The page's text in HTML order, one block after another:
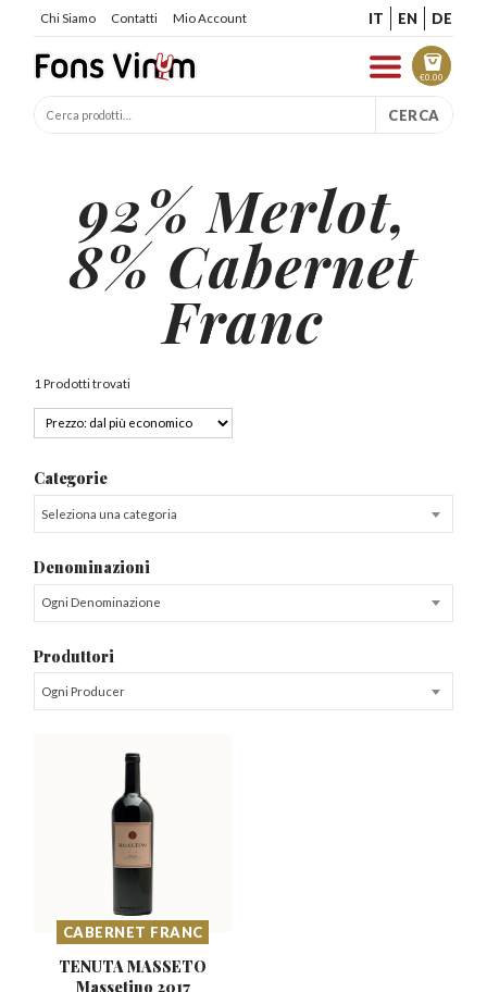
Chi Siamo Contatti Mio Account IT EN DE
€0.00
CERCA
92% Merlot,
8% Cabernet
Franc
1 Prodotti trovati
Categorie
Seleziona una categoria
Denominazioni
Ogni Denominazione
Produttori
Ogni Producer
CABERNET FRANC
TENUTA MASSETO
Massetino 2017